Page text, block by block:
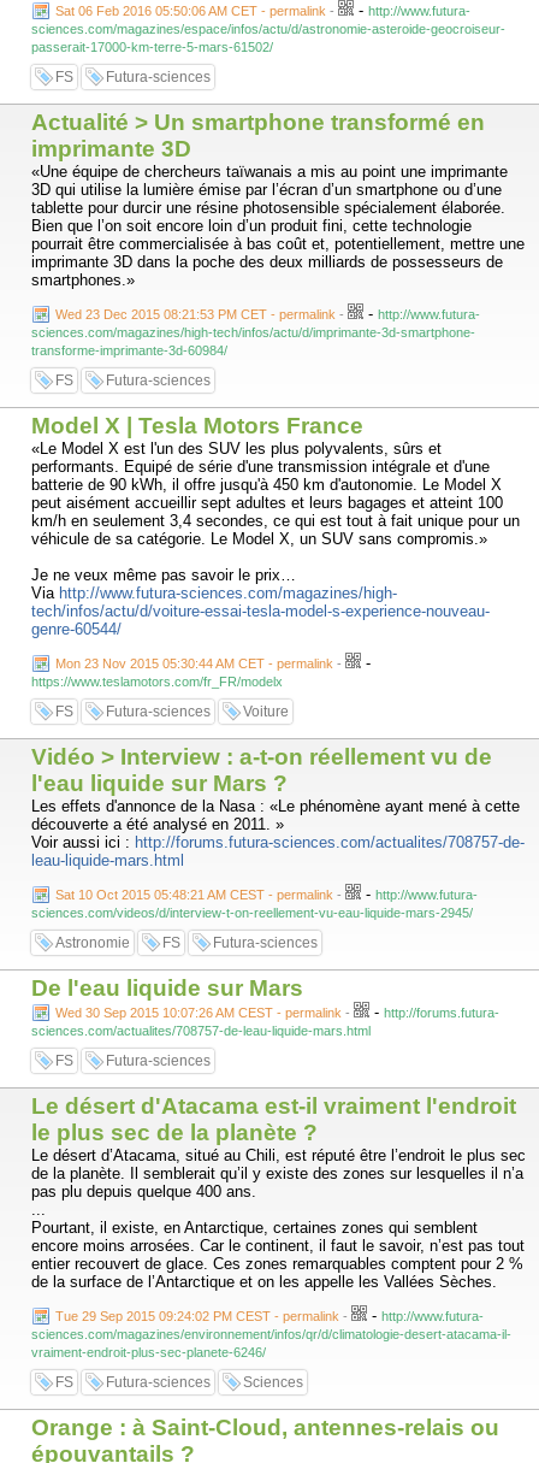
Sat 06 Feb 2016 05:50:06 AM CET - permalink - - http://www.futura-
sciences.com/magazines/espace/infos/actu/d/astronomie-asteroide-geocroiseur-
passerait-17000-km-terre-5-mars-61502/
FS Futura-sciences
Actualité > Un smartphone transformé en
imprimante 3D
«Une équipe de chercheurs taïwanais a mis au point une imprimante
3D qui utilise la lumière émise par l’écran d’un smartphone ou d’une
tablette pour durcir une résine photosensible spécialement élaborée.
Bien que l’on soit encore loin d’un produit fini, cette technologie
pourrait être commercialisée à bas coût et, potentiellement, mettre une
imprimante 3D dans la poche des deux milliards de possesseurs de
smartphones.»
Wed 23 Dec 2015 08:21:53 PM CET - permalink - - http://www.futura-
sciences.com/magazines/high-tech/infos/actu/d/imprimante-3d-smartphone-
transforme-imprimante-3d-60984/
FS Futura-sciences
Model X | Tesla Motors France
«Le Model X est l'un des SUV les plus polyvalents, sûrs et
performants. Equipé de série d'une transmission intégrale et d'une
batterie de 90 kWh, il offre jusqu'à 450 km d'autonomie. Le Model X
peut aisément accueillir sept adultes et leurs bagages et atteint 100
km/h en seulement 3,4 secondes, ce qui est tout à fait unique pour un
véhicule de sa catégorie. Le Model X, un SUV sans compromis.»
Je ne veux même pas savoir le prix…
Via http://www.futura-sciences.com/magazines/high-
tech/infos/actu/d/voiture-essai-tesla-model-s-experience-nouveau-
genre-60544/
Mon 23 Nov 2015 05:30:44 AM CET - permalink - -
https://www.teslamotors.com/fr_FR/modelx
FS Futura-sciences Voiture
Vidéo > Interview : a-t-on réellement vu de
l'eau liquide sur Mars ?
Les effets d'annonce de la Nasa : «Le phénomène ayant mené à cette
découverte a été analysé en 2011. »
Voir aussi ici : http://forums.futura-sciences.com/actualites/708757-de-
leau-liquide-mars.html
Sat 10 Oct 2015 05:48:21 AM CEST - permalink - - http://www.futura-
sciences.com/videos/d/interview-t-on-reellement-vu-eau-liquide-mars-2945/
Astronomie FS Futura-sciences
De l'eau liquide sur Mars
Wed 30 Sep 2015 10:07:26 AM CEST - permalink - - http://forums.futura-
sciences.com/actualites/708757-de-leau-liquide-mars.html
FS Futura-sciences
Le désert d'Atacama est-il vraiment l'endroit
le plus sec de la planète ?
Le désert d’Atacama, situé au Chili, est réputé être l’endroit le plus sec
de la planète. Il semblerait qu’il y existe des zones sur lesquelles il n’a
pas plu depuis quelque 400 ans.
...
Pourtant, il existe, en Antarctique, certaines zones qui semblent
encore moins arrosées. Car le continent, il faut le savoir, n’est pas tout
entier recouvert de glace. Ces zones remarquables comptent pour 2 %
de la surface de l’Antarctique et on les appelle les Vallées Sèches.
Tue 29 Sep 2015 09:24:02 PM CEST - permalink - - http://www.futura-
sciences.com/magazines/environnement/infos/qr/d/climatologie-desert-atacama-il-
vraiment-endroit-plus-sec-planete-6246/
FS Futura-sciences Sciences
Orange : à Saint-Cloud, antennes-relais ou
épouvantails ?